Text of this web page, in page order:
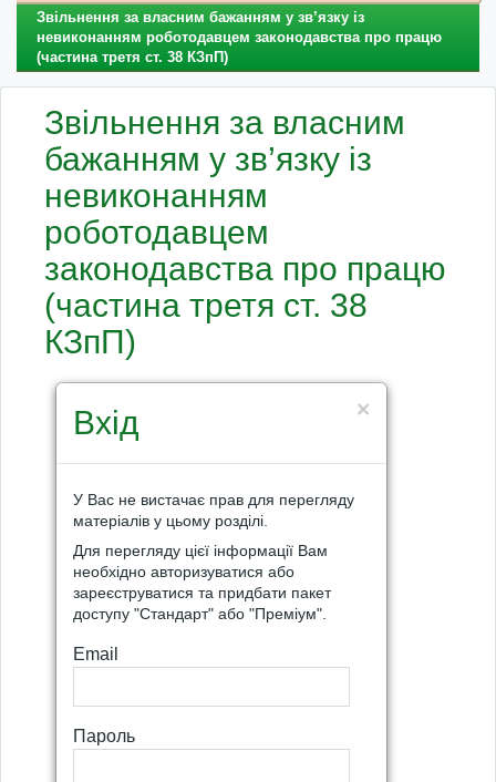
Звільнення за власним бажанням у зв’язку із
невиконанням роботодавцем законодавства про працю
(частина третя ст. 38 КЗпП)
Звільнення за власним
бажанням у зв’язку із
невиконанням
роботодавцем
законодавства про працю
(частина третя ст. 38
КЗпП)
×
Вхід
У Вас не вистачає прав для перегляду
матеріалів у цьому розділі.
Для перегляду цієї інформації Вам
необхідно авторизуватися або
зареєструватися та придбати пакет
доступу "Стандарт" або "Преміум".
Email
Пароль